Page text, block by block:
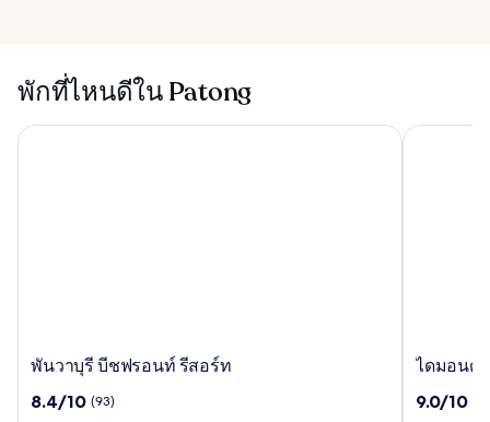
พักที่ไหนดีใน Patong
พัน
บุรี
พันวาบุรี บีชฟรอนท์ รีสอร์ท
8.4
8.4/10 (93)
พันวาบุรี บีชฟรอนท์ รีสอร์ท
ไดมอนด์
รีสอร์ท
ไดมอนด์
9.0
9.0/10
ไดมอนด์ ค